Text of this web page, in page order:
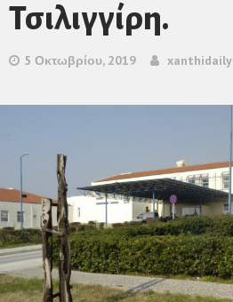
Τσιλιγγίρη.
5 Οκτωβρίου, 2019 xanthidaily